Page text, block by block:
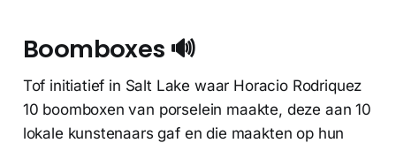
Boomboxes 🔊
Tof initiatief in Salt Lake waar Horacio Rodriquez
10 boomboxen van porselein maakte, deze aan 10
lokale kunstenaars gaf en die maakten op hun